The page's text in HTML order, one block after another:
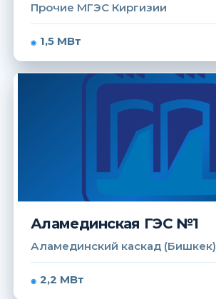
Прочие МГЭС Киргизии
1,5 МВт
Аламединская ГЭС №1
Аламединский каскад (Бишкек)
2,2 МВт